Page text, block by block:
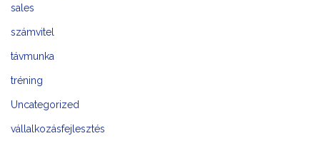
sales
számvitel
távmunka
tréning
Uncategorized
vállalkozásfejlesztés